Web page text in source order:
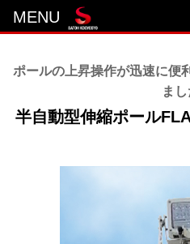
ポールの上昇操作が迅速に便
ま
半自動型伸縮ポール
MENU